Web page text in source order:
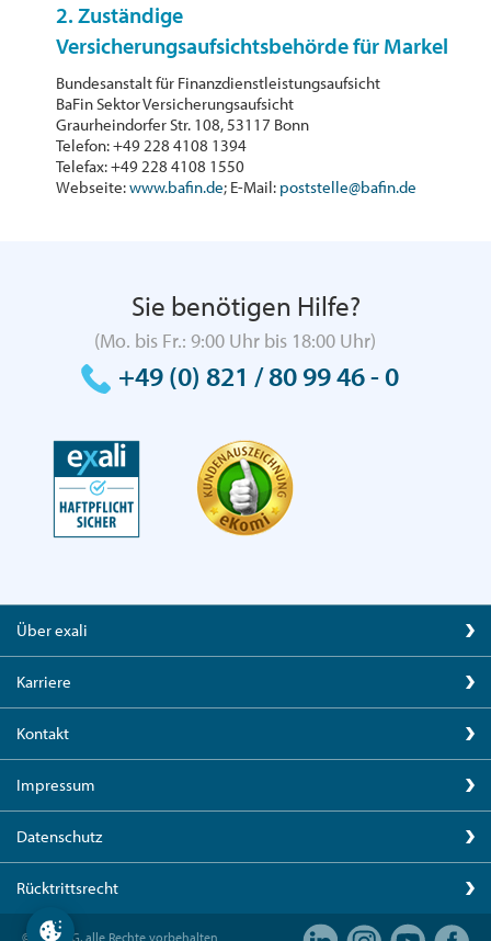
2. Zuständige
Versicherungsaufsichtsbehörde für Markel
Bundesanstalt für Finanzdienstleistungsaufsicht
BaFin Sektor Versicherungsaufsicht
Graurheindorfer Str. 108, 53117 Bonn
Telefon: +49 228 4108 1394
Telefax: +49 228 4108 1550
Webseite:www.bafin.de; E-Mail: poststelle@bafin.de
Sie benötigen Hilfe?
(Mo. bis Fr.: 9:00 Uhr bis 18:00 Uhr)
+49 (0) 821 / 80 99 46 - 0
Über exali
Karriere
Kontakt
Impressum
Datenschutz
Rücktrittsrecht
© exali AG, alle Rechte vorbehalten